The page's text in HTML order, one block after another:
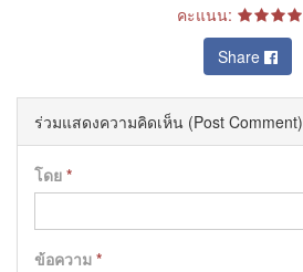
คะแนน:
Share
ร่วมแสดงความคิดเห็น (Post Comment)
โดย *
ข้อความ *